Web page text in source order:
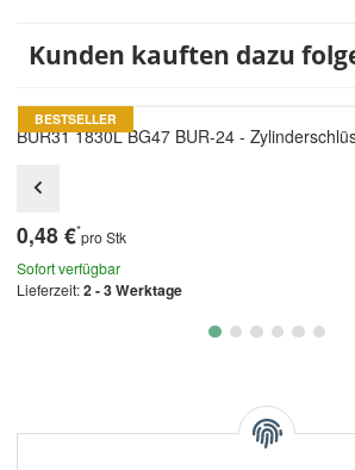
Kunden kauften dazu
BESTSELLER
BUR31 1830L BG47 BUR-24 -
0,48 €*pro Stk
Sofort verfügbar
Lieferzeit:2 - 3 Werktage